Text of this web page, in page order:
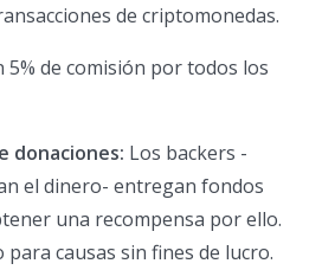
de criptomonedas.
de comisión por todos los
donaciones: Los backers -
el dinero- entregan fondos
una recompensa por ello.
causas sin fines de lucro.